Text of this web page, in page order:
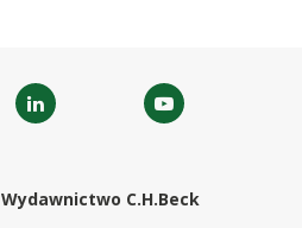
Wydawnictwo C.H.Beck